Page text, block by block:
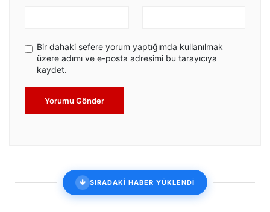
Bir dahaki sefere yorum yaptığımda kullanılmak
üzere adımı ve e-posta adresimi bu tarayıcıya
kaydet.
Yorumu Gönder
SIRADAKİ HABER YÜKLENDİ